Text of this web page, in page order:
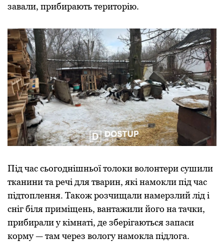
завали, прибирають територію.
Під час сьогоднішньої толоки волонтери сушили
тканини та речі для тварин, які намокли під час
підтоплення. Також розчищали намерзлий лід і
сніг біля приміщень, вантажили його на тачки,
прибирали у кімнаті, де зберігаються запаси
корму — там через вологу намокла підлога.